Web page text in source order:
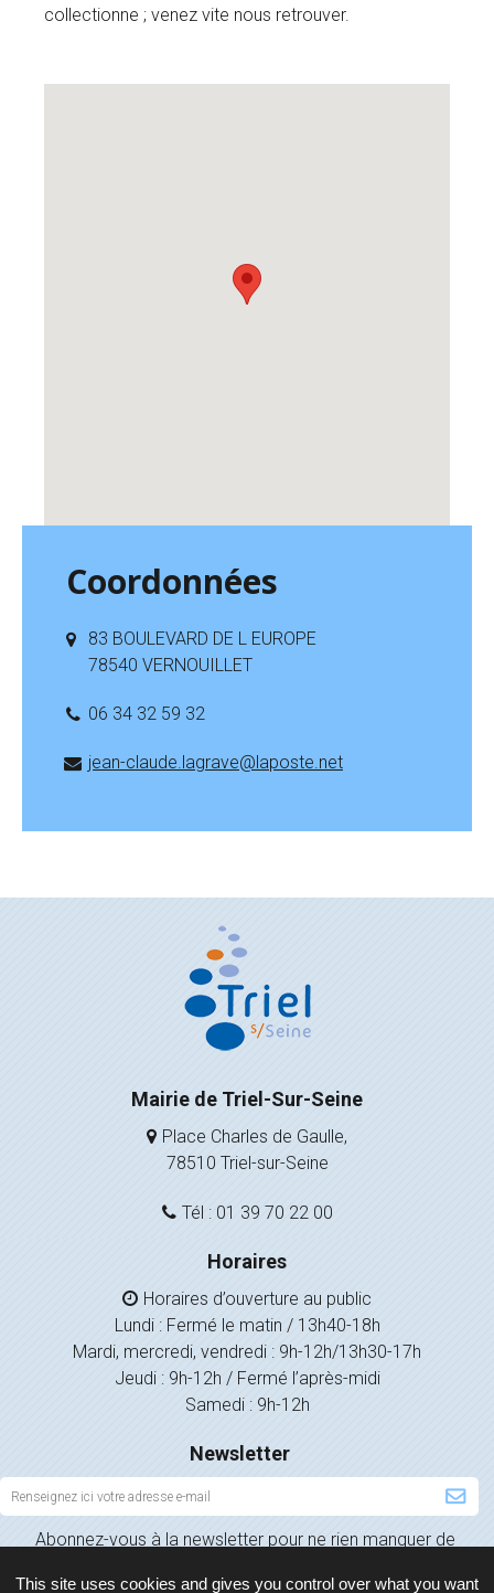
collectionne ; venez vite nous retrouver.
Coordonnées
83 BOULEVARD DE L EUROPE
78540 VERNOUILLET
06 34 32 59 32
jean-claude.lagrave@laposte.net
Mairie de Triel-Sur-Seine
Place Charles de Gaulle,
78510 Triel-sur-Seine
Tél : 01 39 70 22 00
Horaires
Horaires d’ouverture au public
Lundi : Fermé le matin / 13h40-18h
Mardi, mercredi, vendredi : 9h-12h/13h30-17h
Jeudi : 9h-12h / Fermé l’après-midi
Samedi : 9h-12h
Newsletter
Inscription
à
la
Abonnez-vous à la newsletter pour ne rien manquer de
This site uses cookies and gives you control over what you want